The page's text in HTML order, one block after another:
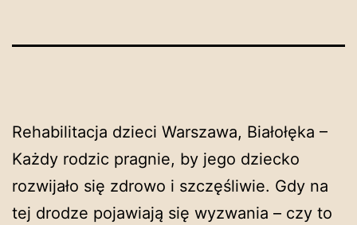
Rehabilitacja dzieci Warszawa, Białołęka –
Każdy rodzic pragnie, by jego dziecko
rozwijało się zdrowo i szczęśliwie. Gdy na
tej drodze pojawiają się wyzwania – czy to